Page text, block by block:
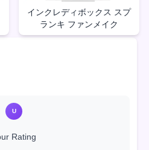
インクレディボックス スプ
ランキ ファンメイク
U
Rating